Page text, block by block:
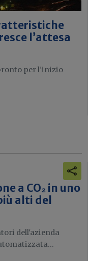
l’attesa
per l’inizio
a CO₂ in uno
alti del
dell'azienda